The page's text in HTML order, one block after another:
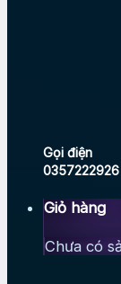
Gọi điện
0357222926
Giỏ hàng
Chưa có